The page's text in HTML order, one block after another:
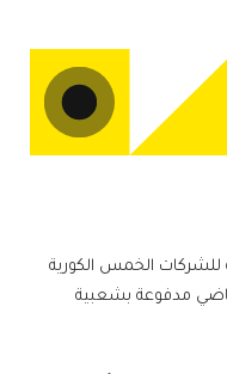
للشركات الخمس الكورية
مدفوعة بشعبية